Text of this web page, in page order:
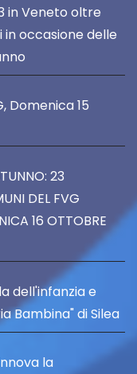
in Veneto oltre
occasione delle
Domenica 15
23
DEL FVG
16 OTTOBRE
dell'infanzia e
Bambina" di Silea
la